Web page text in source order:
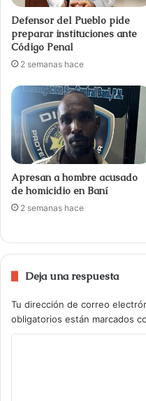
Defensor del Pueblo pide
preparar instituciones ante
Código Penal
2 semanas hace
Apresan a hombre acusado
de homicidio en Baní
2 semanas hace
Deja una respuesta
Tu dirección de correo
obligatorios están marcados